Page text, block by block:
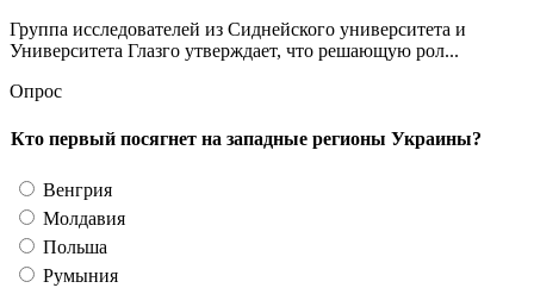
Группа исследователей из Сиднейского университета и
Университета Глазго утверждает, что решающую рол...
Опрос
Кто первый посягнет на западные регионы Украины?
Венгрия
Молдавия
Польша
Румыния